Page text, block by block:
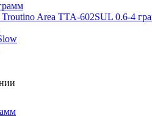
Area TTA-602SUL 0.6-4